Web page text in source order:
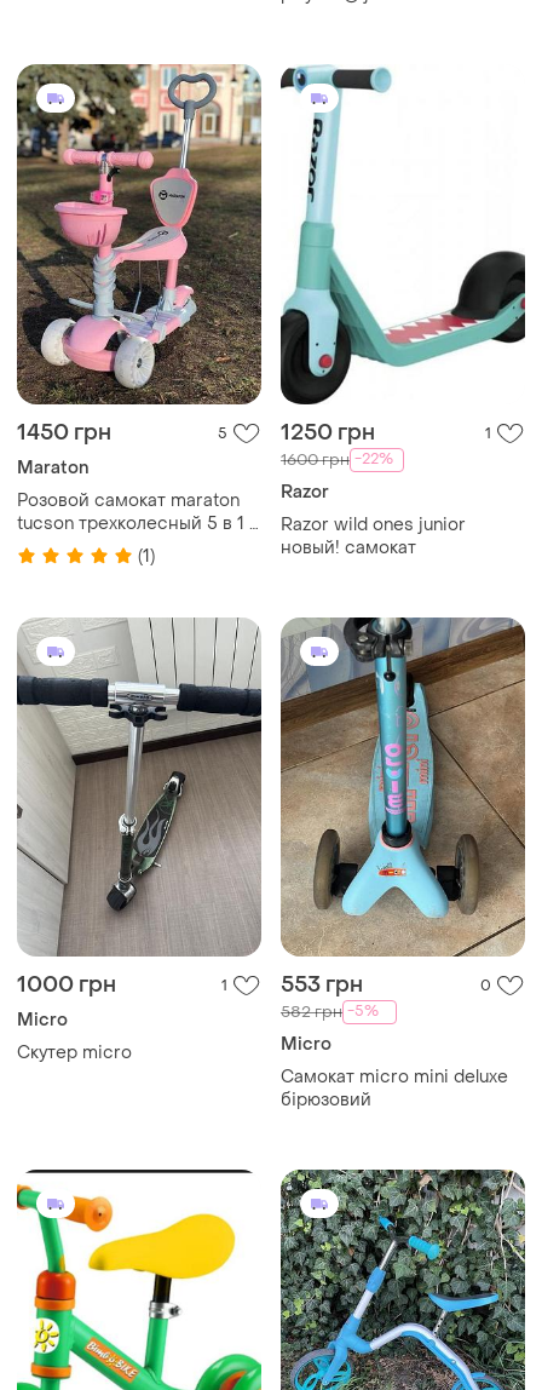
1450 грн 5
Maraton
Розовой самокат maraton
tucson трехколесный 5 в 1 ,
с родительской ручкой ,
самокат-трансформер
(1)
1250 грн 1
1600 грн -22%
Razor
Razor wild ones junior
новый! самокат
1000 грн 1
Micro
Скутер micro
553 грн 0
582 грн -5%
Micro
Самокат micro mini deluxe
бірюзовий